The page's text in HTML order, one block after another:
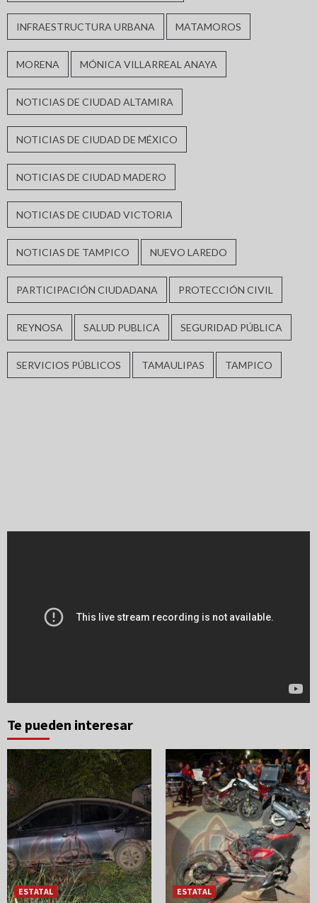
INFRAESTRUCTURA URBANA MATAMOROS
MORENA MÓNICA VILLARREAL ANAYA
NOTICIAS DE CIUDAD ALTAMIRA
NOTICIAS DE CIUDAD DE MÉXICO
NOTICIAS DE CIUDAD MADERO
NOTICIAS DE CIUDAD VICTORIA
NOTICIAS DE TAMPICO NUEVO LAREDO
PARTICIPACIÓN CIUDADANA PROTECCIÓN CIVIL
REYNOSA SALUD PUBLICA SEGURIDAD PÚBLICA
SERVICIOS PÚBLICOS TAMAULIPAS TAMPICO
Te pueden interesar
ESTATAL ESTATAL